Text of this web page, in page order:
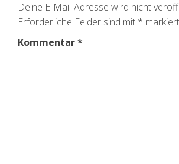
Deine E-Mail-Adresse wird nicht
Erforderliche Felder sind mit * markiert
Kommentar*